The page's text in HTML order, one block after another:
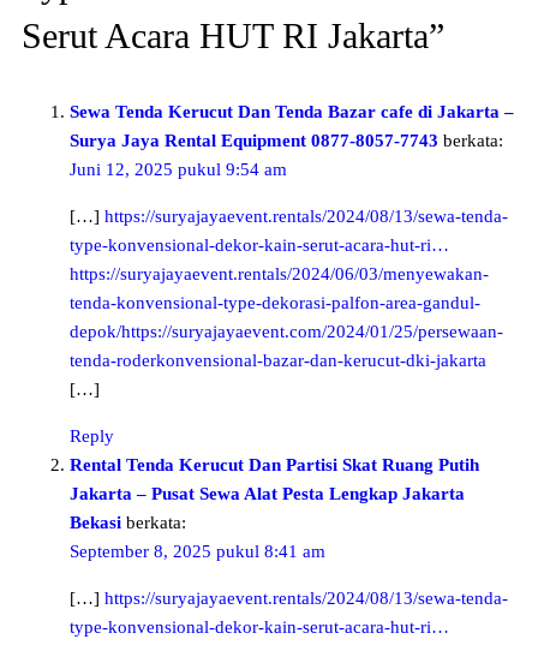
Serut Acara HUT RI Jakarta”
Sewa Tenda Kerucut Dan Tenda Bazar cafe di Jakarta –
Surya Jaya Rental Equipment 0877-8057-7743 berkata:
Juni 12, 2025 pukul 9:54 am
[…] https://suryajayaevent.rentals/2024/08/13/sewa-tenda-
type-konvensional-dekor-kain-serut-acara-hut-ri…
https://suryajayaevent.rentals/2024/06/03/menyewakan-
tenda-konvensional-type-dekorasi-palfon-area-gandul-
depok/https://suryajayaevent.com/2024/01/25/persewaan-
tenda-roderkonvensional-bazar-dan-kerucut-dki-jakarta
[…]
Reply
Rental Tenda Kerucut Dan Partisi Skat Ruang Putih
Jakarta – Pusat Sewa Alat Pesta Lengkap Jakarta
Bekasi berkata:
September 8, 2025 pukul 8:41 am
[…] https://suryajayaevent.rentals/2024/08/13/sewa-tenda-
type-konvensional-dekor-kain-serut-acara-hut-ri…